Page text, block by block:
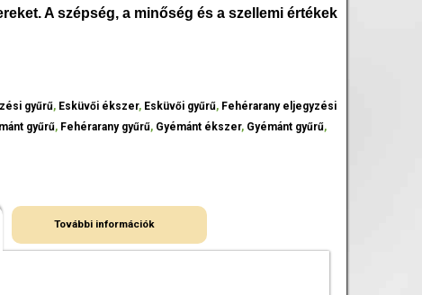
A szépség, a minőség és a szellemi értékek
gyűrű, Esküvői ékszer, Esküvői gyűrű, Fehérarany eljegyzési
gyűrű, Fehérarany gyűrű, Gyémánt ékszer, Gyémánt gyűrű,
További információk